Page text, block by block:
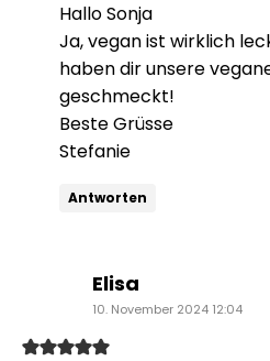
Hallo Sonja
Ja, vegan ist wirklich
haben dir unsere
geschmeckt!
Beste Grüsse
Stefanie
Antworten
Elisa
10. November 2024 12:04